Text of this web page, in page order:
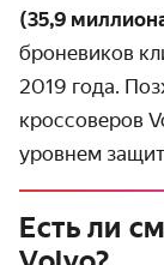
(35,9
броневиков
2019 года.
кроссоверов
уровнем
Есть ли